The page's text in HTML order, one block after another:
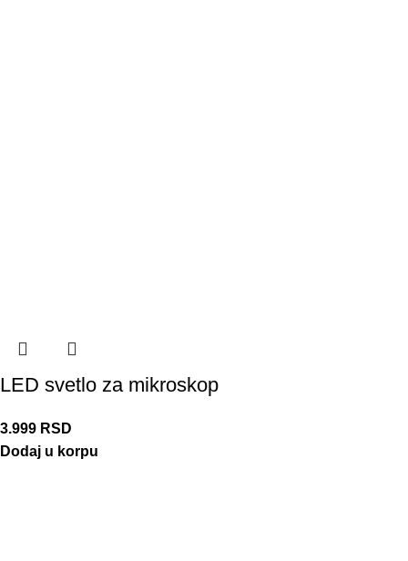
LED svetlo za mikroskop
3.999 RSD
Dodaj u korpu